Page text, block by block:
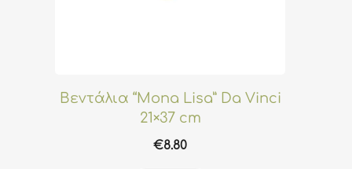
Βεντάλια “Mona Lisa” Da Vinci
21×37 cm
€8.80